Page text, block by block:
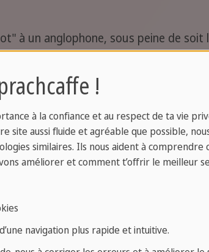
à un anglophone, sous peine de
et logique ("foot" étant la
décomposeront le mot tel qu'il
à jouer au "flipper" en pays
Faites plutôt du "pinball" !
!
à la confiance et au respect de ta vie
site aussi fluide et agréable que possible,
similaires. Ils nous aident à comprendre
améliorer et comment t’offrir le meilleur
navigation plus rapide et intuitive.